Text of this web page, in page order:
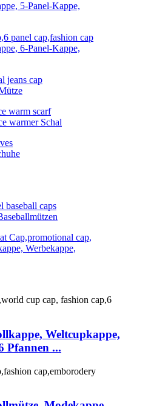
5-Panel-Kappe,
6-Panel-Kappe,
warmer Schal
Werbekappe,
Weltcupkappe,
Pfannen ...